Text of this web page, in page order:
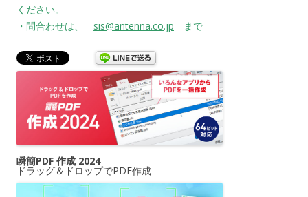
ください。
・問合わせは、 sis@antenna.co.jp まで
瞬簡PDF 作成 2024
ドラッグ＆ドロップでPDF作成